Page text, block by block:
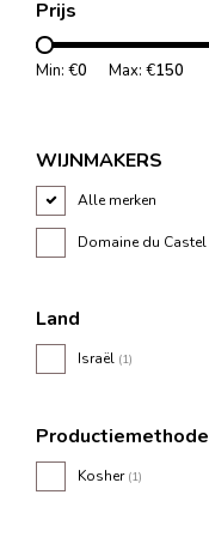
Prijs
Min: €0 Max: €150
WIJNMAKERS
Alle merken
Domaine du Castel
Land
Israël (1)
Productiemethode
Kosher (1)